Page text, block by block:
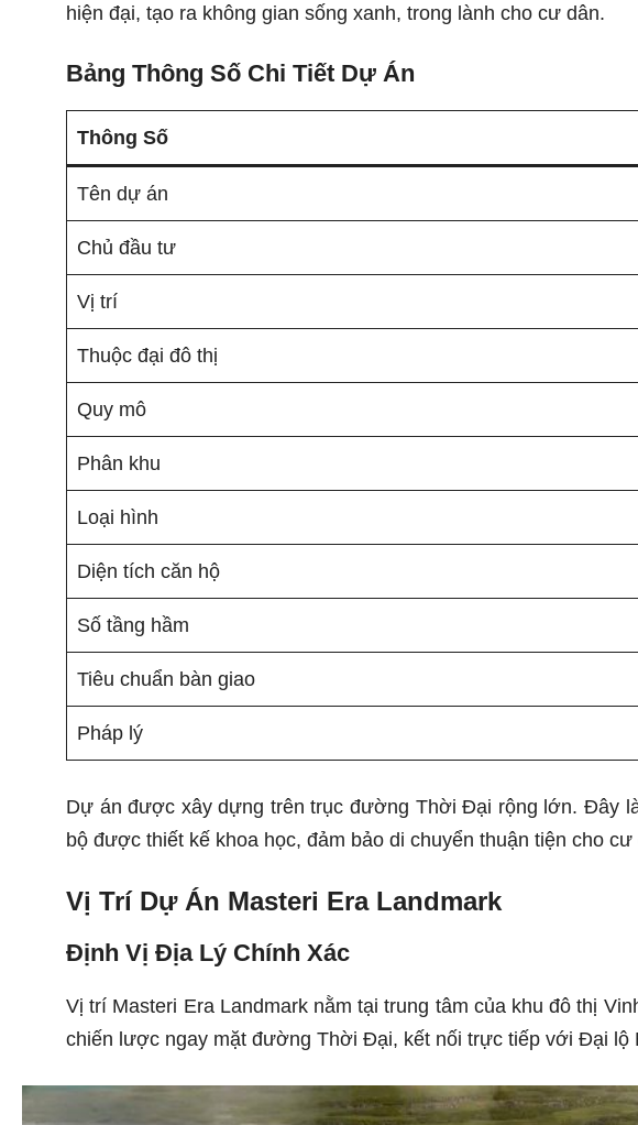
hiện đại, tạo ra không gian sống xanh, trong lành cho cư dân.
Bảng Thông Số Chi Tiết Dự Án
Thông Số
Tên dự án
Chủ đầu tư
Vị trí
Thuộc đại đô thị
Quy mô
Phân khu
Loại hình
Diện tích căn hộ
Số tầng hầm
Tiêu chuẩn bàn giao
Pháp lý
Dự án được xây dựng trên trục đường Thời Đại rộng lớn. Đây
bộ được thiết kế khoa học, đảm bảo di chuyển thuận tiện cho cư
Vị Trí Dự Án Masteri Era Landmark
Định Vị Địa Lý Chính Xác
Vị trí Masteri Era Landmark nằm tại trung tâm của khu đô thị
chiến lược ngay mặt đường Thời Đại, kết nối trực tiếp với Đại lộ